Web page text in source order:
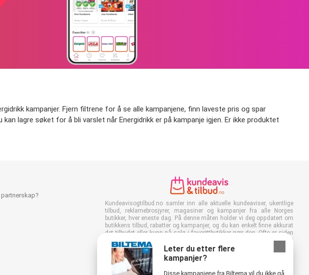
kampanjer. Fjern filtrene for å se alle kampanjene, finn laveste pris og spar
lagre søket for å bli varslet når Energidrikk er på kampanje igjen. Er ikke produktet
Leter du etter flere
kampanjer?
Disse kampanjene fra Biltema vil du ikke gå
Kundeavisogtilbud.no samler inn alle aktuelle kundeaviser, ukentlige
tilbud, reklamebrosjyrer, magasiner og kampanjer fra alle Norges
butikker, hver eneste dag. På denne måten holder vi deg oppdatert om
butikkens tilbud, rabatter og kampanjer, og du kan enkelt finne akkurat
det tilbudet eller kupp på salg i favorittbutikker nær deg. Ofte er siden
vår den første som viser de nyeste kundeavisene, selv før de kommer i
postkassen din! Du kan selvfølgelig også sjekke dem på jobb, skole
eller i butikken. Legg Kundeavisogtilbud.no til som favoritt i nettleseren
din og spar mye tid og penger. Ved å lese digitale kundeaviser bidrar
du dessuten til å redusere papirsvinnet, og dette er bra for miljøet vårt.